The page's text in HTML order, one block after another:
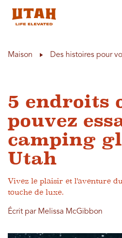
Maison Des histoires pour
5 endroits
pouvez
camping
Utah
Vivez le plaisir et l'aventure
touche de luxe.
Écrit par Melissa McGibbon